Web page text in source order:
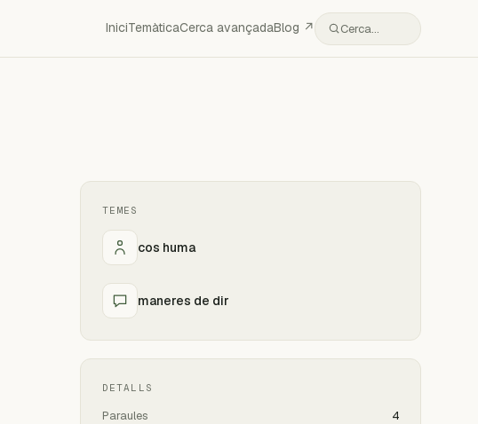
IniciTemàticaCerca avançadaBlog ↗ Cerca…
TEMES
cos huma
maneres de dir
DETALLS
Paraules 4